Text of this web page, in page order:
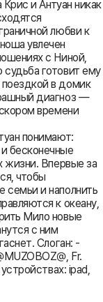
и Антуан никак
любви к
увлечен
с Ниной,
готовит ему
в домик
диагноз —
времени
понимают:
бесконечные
жизни. Впервые за
чтобы
и наполнить
к океану,
Мило новые
с ним
Слоган: -
Fr.
ipad,